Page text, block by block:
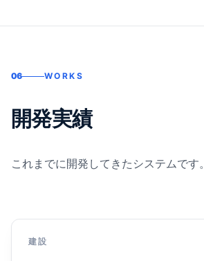
06 WORKS
開発実績
これまでに開発してきたシステムです。
建設